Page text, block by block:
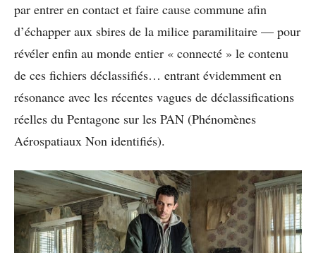
par entrer en contact et faire cause commune afin
d’échapper aux sbires de la milice paramilitaire — pour
révéler enfin au monde entier « connecté » le contenu
de ces fichiers déclassifiés… entrant évidemment en
résonance avec les récentes vagues de déclassifications
réelles du Pentagone sur les PAN (Phénomènes
Aérospatiaux Non identifiés).